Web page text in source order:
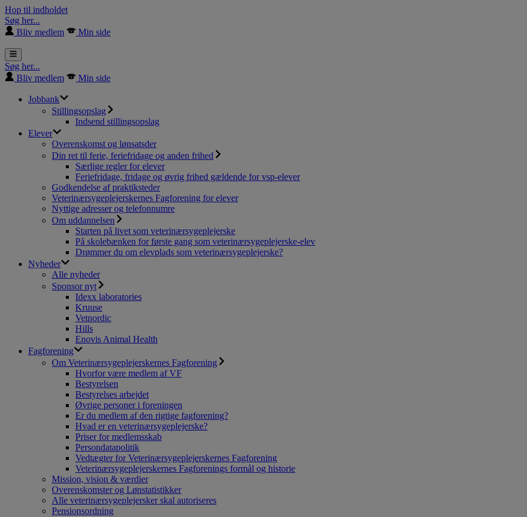
Hop til indholdet
Søg her...
Bliv medlem
Min side
Søg her...
Bliv medlem
Min side
Jobbank
Stillingsopslag
Indsend stillingsopslag
Elever
Overenskomst og lønsatsder
Din ret til ferie, feriefridage og anden frihed
Særlige regler for elever
Feriefridage, fridage og øvrig frihed gældende for vsp-elever
Godkendelse af praktiksteder
Veterinærsygeplejerskernes Fagforening for elever
Nyttige adresser og telefonnumre
Om uddannelsen
Starten på livet som veterinærsygeplejerske
På skolebænken for første gang som veterinærsygeplejerske-elev
Drømmer du om elevplads som veterinærsygeplejerske?
Nyheder
Alle nyheder
Sponsor nyt
Idexx laboratories
Kruuse
Vetnordic
Hills
Enovis Animal Health
Fagforening
Om Veterinærsygeplejerskernes Fagforening
Hvorfor være medlem af VF
Bestyrelsen
Bestyrelses arbejdet
Øvrige personer i foreningen
Er du medlem af den rigtige fagforening?
Hvad er en veterinærsygeplejerske?
Priser for medlemsskab
Persondatapolitik
Vedtægter for Veterinærsygeplejerskernes Fagforening
Veterinærsygeplejerskernes Fagforenings formål og historie
Mission, vision & værdier
Overenskomster og Lønstatistikker
Alle veterinærsygeplejersker skal autoriseres
Pensionsordning